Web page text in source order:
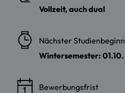
Vollzeit, auch dual
Nächster Studienbeginn
Wintersemester: 01.10.
Bewerbungsfrist